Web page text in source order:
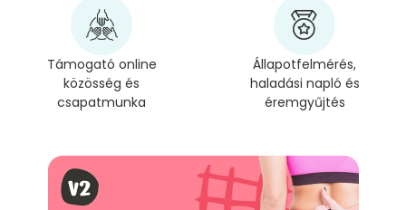
Támogató online
közösség és
csapatmunka
Állapotfelmérés,
haladási napló és
éremgyűjtés